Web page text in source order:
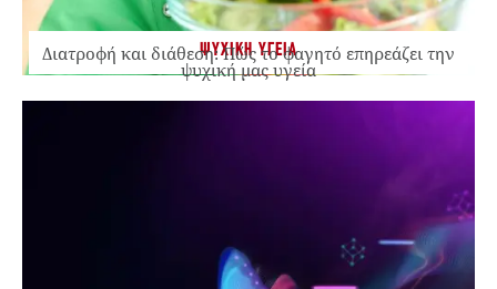
ΨΥΧΙΚΗ ΥΓΕΙΑ
Διατροφή και διάθεση: Πώς το φαγητό επηρεάζει την
ψυχική μας υγεία